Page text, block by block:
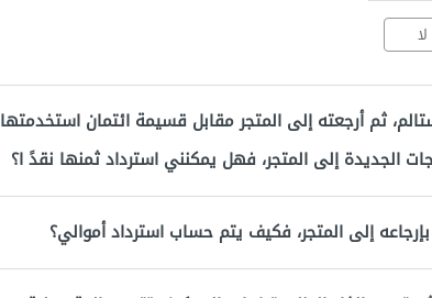
لا
ثم أرجعته إلى المتجر مقابل قسيمة ائتمان استخدمتها
الجديدة إلى المتجر، فهل يمكنني استرداد ثمنها نقدً ا؟
إلى المتجر، فكيف يتم حساب استرداد أموالي؟